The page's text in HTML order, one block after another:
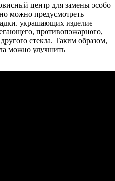
центр для замены особо
можно предусмотреть
украшающих изделие
противопожарного,
стекла. Таким образом,
можно улучшить